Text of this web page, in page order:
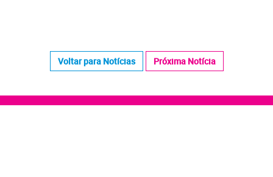
Voltar para Notícias Próxima Notícia